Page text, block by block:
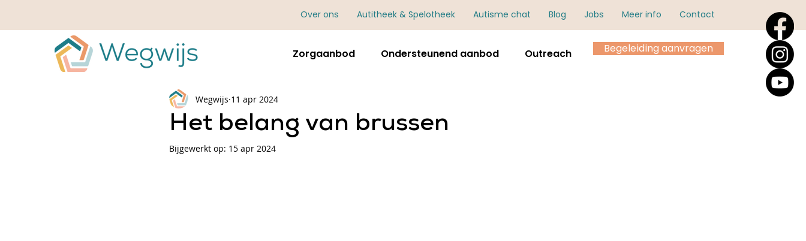
Over ons Autitheek & Spelotheek Autisme chat Blog Jobs Meer info Contact
Zorgaanbod Ondersteunend aanbod Outreach Begeleiding aanvragen
Het belang van brussen
Wegwijs 11 apr 2024
Bijgewerkt op: 15 apr 2024